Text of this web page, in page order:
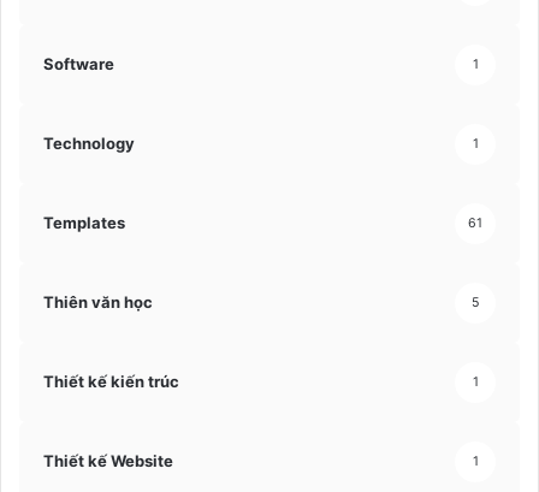
Software 1
Technology 1
Templates 61
Thiên văn học 5
Thiết kế kiến trúc 1
Thiết kế Website 1